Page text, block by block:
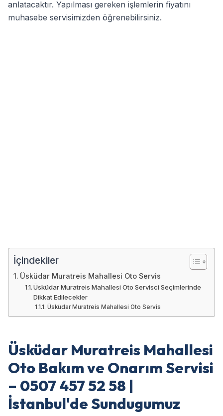
anlatacaktır. Yapılması gereken işlemlerin fiyatını
muhasebe servisimizden öğrenebilirsiniz.
İçindekiler
Üsküdar Muratreis Mahallesi Oto Servis
Üsküdar Muratreis Mahallesi Oto Servisci Seçimlerinde
Dikkat Edilecekler
Üsküdar Muratreis Mahallesi Oto Servis
Üsküdar Muratreis Mahallesi
Oto Bakım ve Onarım Servisi
– 0507 457 52 58 |
İstanbul'de Sundugumuz